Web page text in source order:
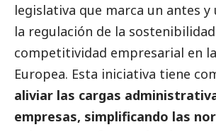
legislativa que marca un antes y
la regulación de la
competitividad empresarial en
Europea. Esta iniciativa tiene
aliviar las cargas
empresas, simplificando las